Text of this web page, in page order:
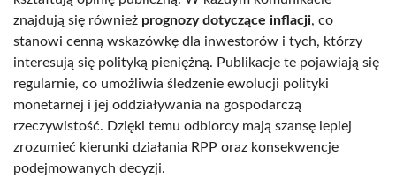
znajdują się również prognozy dotyczące inflacji, co
stanowi cenną wskazówkę dla inwestorów i tych, którzy
interesują się polityką pieniężną. Publikacje te pojawiają się
regularnie, co umożliwia śledzenie ewolucji polityki
monetarnej i jej oddziaływania na gospodarczą
rzeczywistość. Dzięki temu odbiorcy mają szansę lepiej
zrozumieć kierunki działania RPP oraz konsekwencje
podejmowanych decyzji.